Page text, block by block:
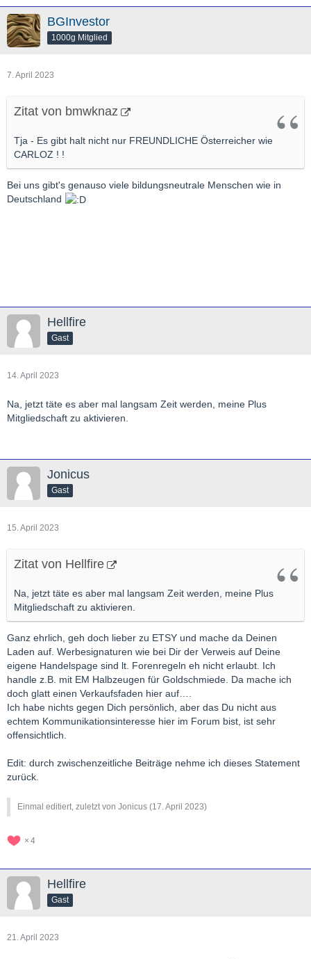
BGInvestor
1000g Mitglied
7. April 2023
Zitat von bmwknaz
Tja - Es gibt halt nicht nur FREUNDLICHE Österreicher wie
CARLOZ ! !
Bei uns gibt's genauso viele bildungsneutrale Menschen wie in
Deutschland
Hellfire
Gast
14. April 2023
Na, jetzt täte es aber mal langsam Zeit werden, meine Plus
Mitgliedschaft zu aktivieren.
Jonicus
Gast
15. April 2023
Zitat von Hellfire
Na, jetzt täte es aber mal langsam Zeit werden, meine Plus
Mitgliedschaft zu aktivieren.
Ganz ehrlich, geh doch lieber zu ETSY und mache da Deinen
Laden auf. Werbesignaturen wie bei Dir der Verweis auf Deine
eigene Handelspage sind lt. Forenregeln eh nicht erlaubt. Ich
handle z.B. mit EM Halbzeugen für Goldschmiede. Da mache ich
doch glatt einen Verkaufsfaden hier auf….
Ich habe nichts gegen Dich persönlich, aber das Du nicht aus
echtem Kommunikationsinteresse hier im Forum bist, ist sehr
offensichtlich.
Edit: durch zwischenzeitliche Beiträge nehme ich dieses Statement
zurück.
Einmal editiert, zuletzt von Jonicus (17. April 2023)
4
Hellfire
Gast
21. April 2023